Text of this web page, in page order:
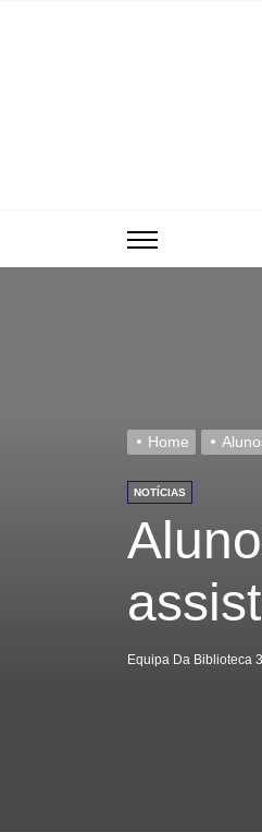
Home
NOTÍCIAS
Equipa Da Biblioteca